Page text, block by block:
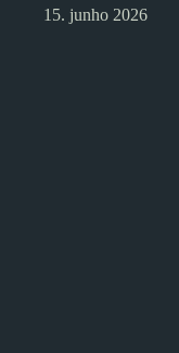
15. junho 2026